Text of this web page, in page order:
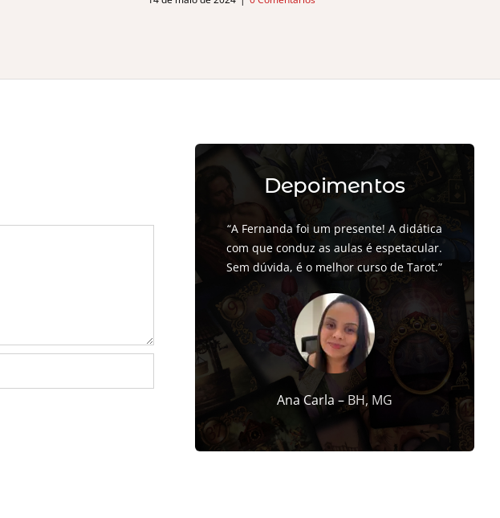
Depoimentos
“A Fernanda foi um presente! A didática
com que conduz as aulas é espetacular.
Sem dúvida, é o melhor curso de Tarot.”
Ana Carla – BH, MG